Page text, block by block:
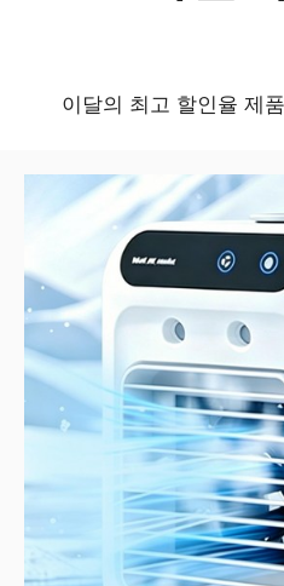
이달의 최고 할인율 제